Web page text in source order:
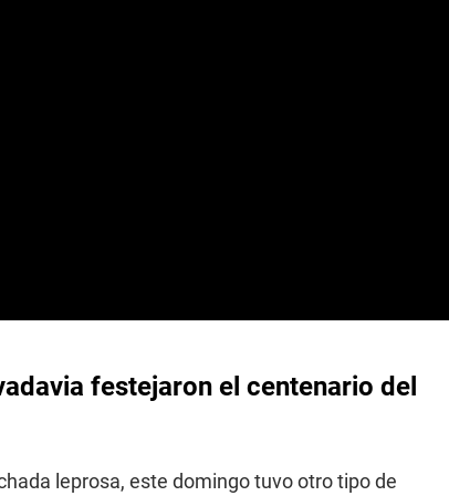
festejaron el centenario del
leprosa, este domingo tuvo otro tipo de